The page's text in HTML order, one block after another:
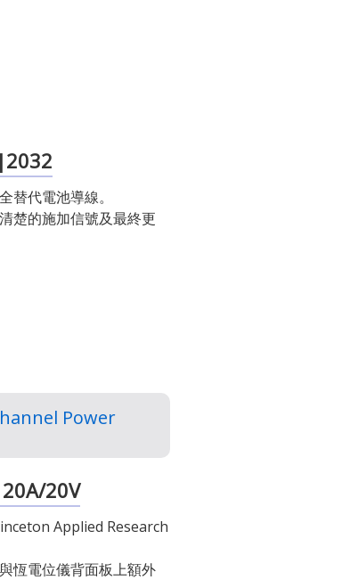
替代電池導線。
楚的施加信號及最終更
Power
20V
Applied Research
恆電位儀背面板上額外